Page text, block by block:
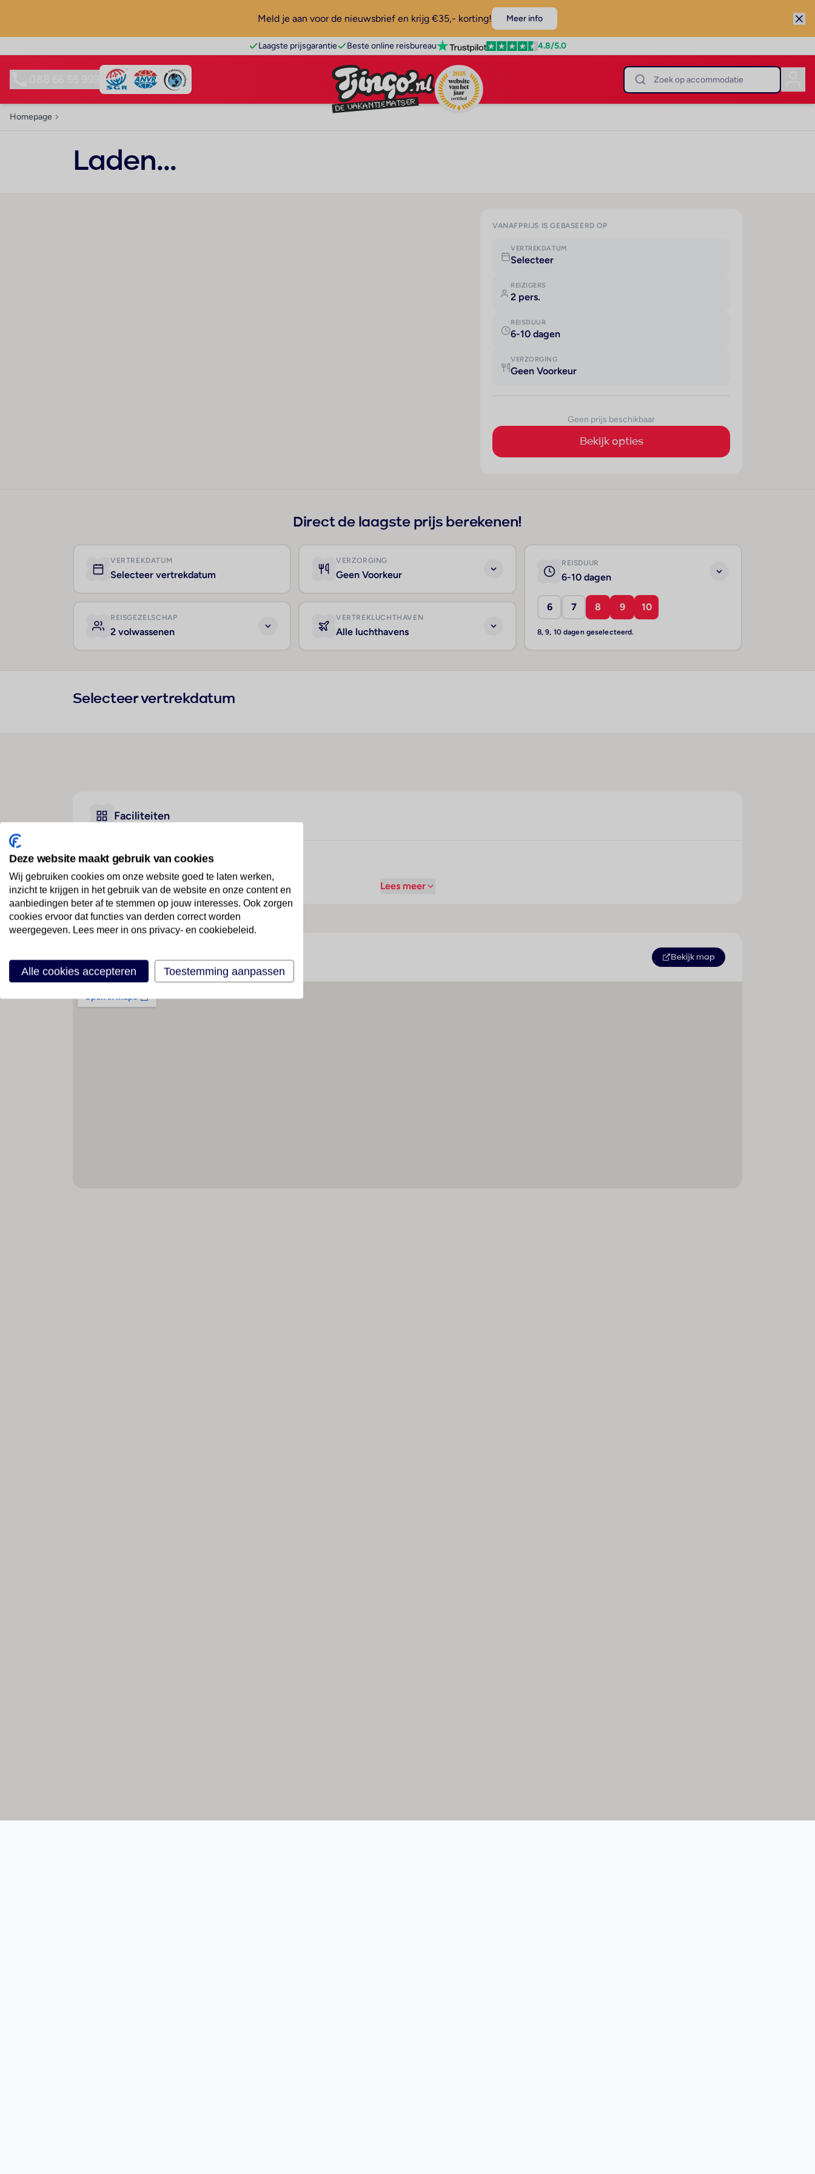
Meld je aan voor de nieuwsbrief en krijg €35,- korting! Meer info
Laagste prijsgarantie Beste online reisbureau 4.8/5.0
Homepage
Laden...
VANAFPRIJS IS GEBASEERD OP
VERTREKDATUM
Selecteer
REIZIGERS
2 pers.
REISDUUR
6-10 dagen
VERZORGING
Geen Voorkeur
Geen prijs beschikbaar
Bekijk opties
Direct de laagste prijs berekenen!
VERTREKDATUM
Selecteer vertrekdatum
VERZORGING
Geen Voorkeur
REISDUUR
6-10 dagen
6 7 8 9 10
8, 9, 10 dagen geselecteerd.
REISGEZELSCHAP
2 volwassenen
VERTREKLUCHTHAVEN
Alle luchthavens
Selecteer vertrekdatum
Faciliteiten
Geen faciliteiten beschikbaar
Lees meer
Locatie Bekijk map
Deze website maakt gebruik van cookies
Wij gebruiken cookies om onze website goed te laten werken,
inzicht te krijgen in het gebruik van de website en onze content en
aanbiedingen beter af te stemmen op jouw interesses. Ook zorgen
cookies ervoor dat functies van derden correct worden
weergegeven. Lees meer in ons privacy- en cookiebeleid.
Alle cookies accepteren Toestemming aanpassen